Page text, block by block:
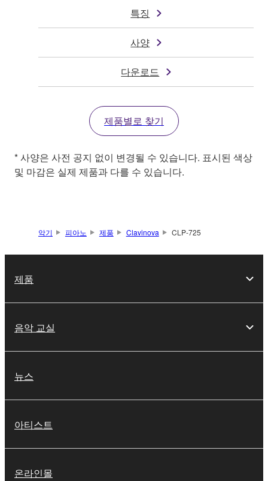
특징
사양
다운로드
제품별로 찾기
* 사양은 사전 공지 없이 변경될 수 있습니다. 표시된 색상
및 마감은 실제 제품과 다를 수 있습니다.
악기 피아노 제품 Clavinova CLP-725
제품
음악 교실
뉴스
아티스트
온라인몰